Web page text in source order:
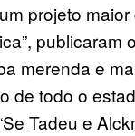
projeto
publicaram
merenda e
de todo o
Tadeu e